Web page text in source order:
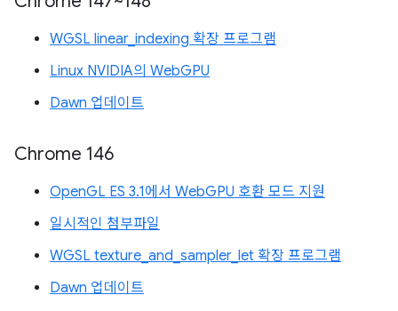
WGSL linear_indexing 확장 프로그램
Linux NVIDIA의 WebGPU
Dawn 업데이트
Chrome 146
OpenGL ES 3.1에서 WebGPU 호환 모드 지원
일시적인 첨부파일
WGSL texture_and_sampler_let 확장 프로그램
Dawn 업데이트